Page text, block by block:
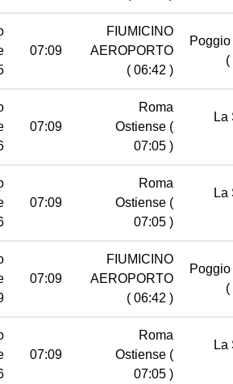
07:09
FIUMICINO
AEROPORTO
( 06:42 )
(
07:09
Roma
Ostiense (
07:05 )
La
07:09
Roma
Ostiense (
07:05 )
La
07:09
FIUMICINO
AEROPORTO
( 06:42 )
(
07:09
Roma
Ostiense (
07:05 )
La